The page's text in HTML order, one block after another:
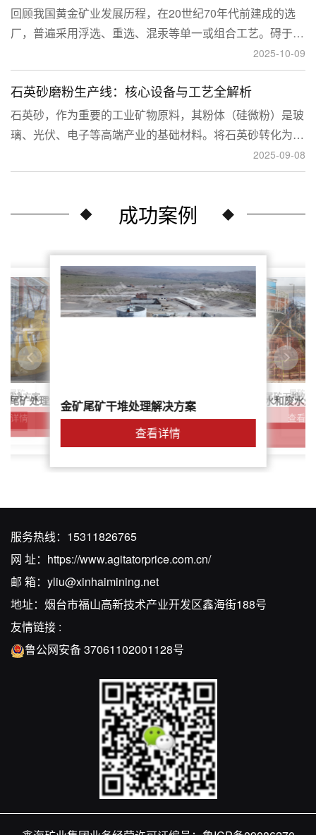
回顾我国黄金矿业发展历程，在20世纪70年代前建成的选
厂，普遍采用浮选、重选、混汞等单一或组合工艺。碍于当
时选矿工艺水平的限制，回收率普遍较低，大量细粒金、包
裹金或与特定矿物共生的金流失到尾矿中，造成了巨大的经
济损失。
2025-10-09
石英砂磨粉生产线：核心设备与工艺全解析
石英砂，作为重要的工业矿物原料，其粉体（硅微粉）是玻
璃、光伏、电子等高端产业的基础材料。将石英砂转化为高
附加值的粉体，离不开一套专业的石英砂磨粉成套设备。本
文将从设备、工艺到应用，为您全面解析这条生产线。
2025-09-08
成功案例
尾矿
解决方案
详情
尾矿处理解决方案简介金矿尾矿干堆处理解决方案
查看详情
鑫海尾矿处理系统：尾矿水和废水
解决方案
针对稀土尾矿干堆处
查看
尾矿干
服务热线： 15311826765
网 址： https://www.agitatorprice.com.cn/
邮 箱： yliu@xinhaimining.net
地址：烟台市福山高新技术产业开发区鑫海街188号
友情链接 :
鲁公网安备 37061102001128号